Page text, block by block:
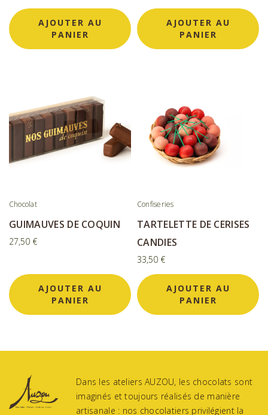
AJOUTER AU
PANIER
AJOUTER AU
PANIER
Chocolat
GUIMAUVES DE COQUIN
27,50 €
AJOUTER AU
PANIER
Confiseries
TARTELETTE DE CERISES
CANDIES
33,50 €
AJOUTER AU
PANIER
Dans les ateliers AUZOU, les chocolats sont
imaginés et toujours réalisés de manière
artisanale : nos chocolatiers privilégient la